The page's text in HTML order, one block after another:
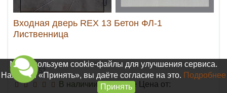
Входная дверь REX 13 Бетон ФЛ-1
Лиственница
Арт. 20452
В наличии на складе Цена от:
Мы используем cookie-файлы для улучшения сервиса.
Нажимая «Принять», вы даёте согласие на это. Подробнее
Принять